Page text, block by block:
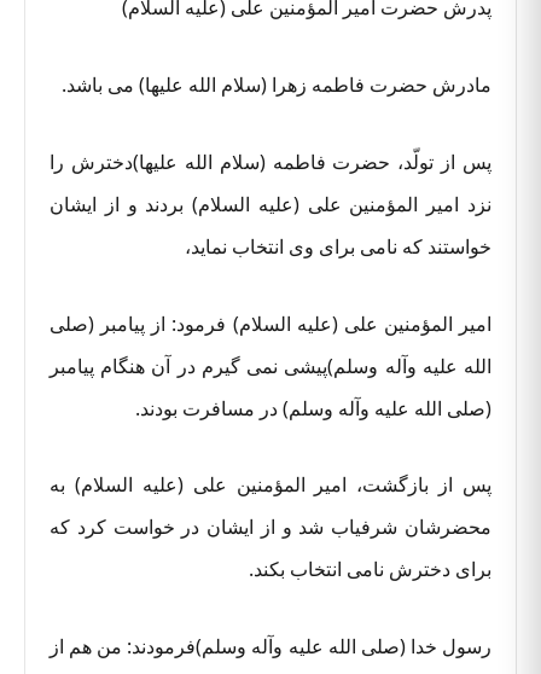
پدرش حضرت امیر المؤمنین علی (علیه السلام)
مادرش حضرت فاطمه زهرا (سلام الله علیها) می باشد.
پس از تولّد، حضرت فاطمه (سلام الله علیها)دخترش را
نزد امیر المؤمنین علی (علیه السلام) بردند و از ایشان
خواستند که نامی برای وی انتخاب نماید،
امیر المؤمنین علی (علیه السلام) فرمود: از پیامبر (صلی
الله علیه وآله وسلم)پیشی نمی گیرم در آن هنگام پیامبر
(صلی الله علیه وآله وسلم) در مسافرت بودند.
پس از بازگشت، امیر المؤمنین علی (علیه السلام) به
محضرشان شرفیاب شد و از ایشان در خواست کرد که
برای دخترش نامی انتخاب بکند.
رسول خدا (صلی الله علیه وآله وسلم)فرمودند: من هم از